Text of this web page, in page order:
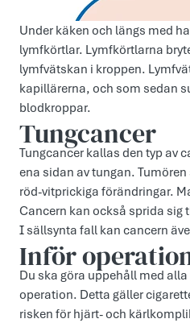
Under käken och längs med
lymfkörtlar. Lymfkörtlarna
lymfvätskan i kroppen.
kapillärerna, och som sedan
blodkroppar.
Tungcancer
Tungcancer kallas den typ av
ena sidan av tungan.
röd-vitprickiga förändringar.
Cancern kan också sprida sig
I sällsynta fall kan cancern
Inför
Du ska göra uppehåll med
operation. Detta gäller
risken för hjärt- och